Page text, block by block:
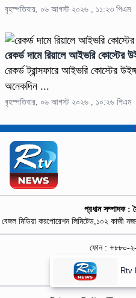
বৃহস্পতিবার, ০৬ আগস্ট ২০২৬ , ১১:২৩ পিএম
রেকর্ড দামে রিয়ালে আইভরি কোস্টের
রেকর্ড ট্রান্সফারে আইভরি কোস্টের
অনেকদিন ...
বৃহস্পতিবার, ০৬ আগস্ট ২০২৬ , ১০:২৬ পিএম
প্রধান সম্পাদক :
বেঙ্গল মিডিয়া করপোরেশন লিমিটেড,১০২ কাজী
ফোন : +৮৮০-
বিজ্ঞাপন :
Rtv